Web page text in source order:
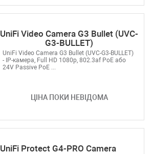
UniFi Video Camera G3 Bullet (UVC-
G3-BULLET)
ЦІНА ПОКИ НЕВІДОМА
UniFi Video Camera G3 Bullet (UVC-G3-BULLET)
- IP-камера, Full HD 1080p, 802.3af PoE або
24V Passive PoE ...
UniFi Protect G4-PRO Camera